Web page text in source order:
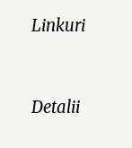
Linkuri
Detalii